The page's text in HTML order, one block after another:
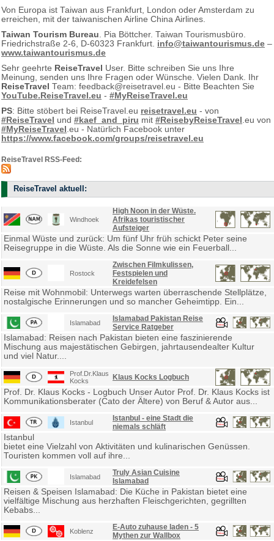
Von Europa ist Taiwan aus Frankfurt, London oder Amsterdam zu
erreichen, mit der taiwanischen Airline China Airlines.
Taiwan Tourism Bureau . Pia Böttcher. Taiwan Tourismusbüro.
Friedrichstraße 2-6, D-60323 Frankfurt. info@taiwantourismus.de –
www.taiwantourismus.de
Sehr geehrte ReiseTravel User. Bitte schreiben Sie uns Ihre
Meinung, senden uns Ihre Fragen oder Wünsche. Vielen Dank. Ihr
ReiseTravel Team: feedback@reisetravel.eu - Bitte Beachten Sie
YouTube.ReiseTravel.eu - #MyReiseTravel.eu
PS: Bitte stöbert bei ReiseTravel.eu reisetravel.eu - von
#ReiseTravel und #kaef_and_piru mit #ReisebyReiseTravel .eu von
#MyReiseTravel .eu - Natürlich Facebook unter
https://www.facebook.com/groups/reisetravel.eu
ReiseTravel RSS-Feed:
ReiseTravel aktuell:
Windhoek
High Noon in der Wüste.
Afrikas touristischer
Aufsteiger
Einmal Wüste und zurück: Um fünf Uhr früh schickt Peter seine
Reisegruppe in die Wüste. Als die Sonne wie ein Feuerball...
Rostock
Zwischen Filmkulissen,
Festspielen und
Kreidefelsen
Reise mit Wohnmobil: Unterwegs warten überraschende Stellplätze,
nostalgische Erinnerungen und so mancher Geheimtipp. Ein...
Islamabad
Islamabad Pakistan Reise
Service Ratgeber
Islamabad: Reisen nach Pakistan bieten eine faszinierende
Mischung aus majestätischen Gebirgen, jahrtausendealter Kultur
und viel Natur....
Prof.Dr.Klaus
Kocks
Klaus Kocks Logbuch
Prof. Dr. Klaus Kocks - Logbuch Unser Autor Prof. Dr. Klaus Kocks ist
Kommunikationsberater (Cato der Ältere) von Beruf & Autor aus...
Istanbul
Istanbul - eine Stadt die
niemals schläft
Istanbul
bietet eine Vielzahl von Aktivitäten und kulinarischen Genüssen.
Touristen kommen voll auf ihre...
Islamabad
Truly Asian Cuisine
Islamabad
Reisen & Speisen Islamabad: Die Küche in Pakistan bietet eine
vielfältige Mischung aus herzhaften Fleischgerichten, gegrillten
Kebabs...
Koblenz
E-Auto zuhause laden - 5
Mythen zur Wallbox